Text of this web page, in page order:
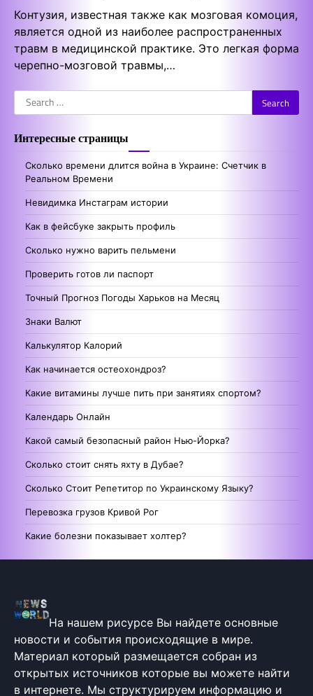
Контузия, известная также как мозговая комоция,
является одной из наиболее распространенных
травм в медицинской практике. Это легкая форма
черепно-мозговой травмы,…
Search
for:
Интересные страницы
Сколько времени длится война в Украине: Счетчик в
Реальном Времени
Невидимка Инстаграм истории
Как в фейсбуке закрыть профиль
Сколько нужно варить пельмени
Проверить готов ли паспорт
Точный Прогноз Погоды Харьков на Месяц
Знаки Валют
Калькулятор Калорий
Как начинается остеохондроз?
Какие витамины лучше пить при занятиях спортом?
Календарь Онлайн
Какой самый безопасный район Нью-Йорка?
Сколько стоит снять яхту в Дубае?
Сколько Стоит Репетитор по Украинскому Языку?
Перевозка грузов Кривой Рог
Какие болезни показывает холтер?
На нашем рисурсе Вы найдете основные
новости и события происходящие в мире.
Материал который размещается собран из
открытых источников которые вы можете найти
в интернете. Мы структурируем информацию и